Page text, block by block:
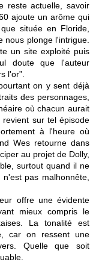
reste actuelle, savoir
ajoute un arôme qui
située en Floride,
nous plonge l'intrigue.
un site exploité puis
doute que l'auteur
l'or”.
on y sent déjà
des personnages,
où chacun aurait
revient sur tel épisode
à l'heure où
Wes retourne dans
au projet de Dolly,
surtout quand il ne
pas malhonnête,
offre une évidente
mieux compris le
La tonalité est
car on ressent une
Quelle que soit